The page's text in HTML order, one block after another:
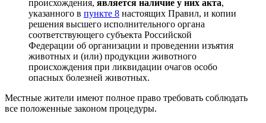
происхождения, является наличие у них акта,
указанного в пункте 8 настоящих Правил, и копии
решения высшего исполнительного органа
соответствующего субъекта Российской
Федерации об организации и проведении изъятия
животных и (или) продукции животного
происхождения при ликвидации очагов особо
опасных болезней животных.
Местные жители имеют полное право требовать соблюдать
все положенные законом процедуры.